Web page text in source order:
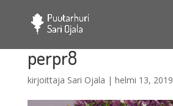
perpr8
kirjoittaja Sari Ojala | helmi 13, 2019